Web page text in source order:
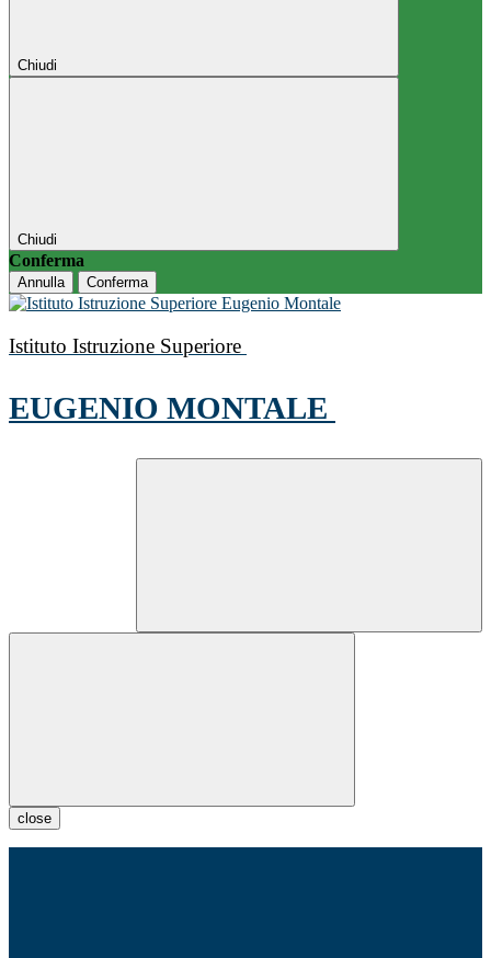
Chiudi
Chiudi
Conferma
Annulla Conferma
Istituto Istruzione Superiore
EUGENIO MONTALE
close